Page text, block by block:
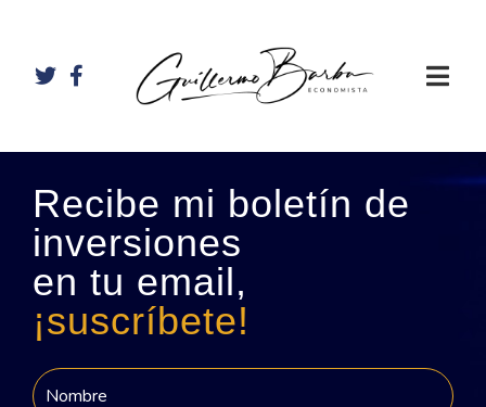
Recibe mi boletín de
inversiones
en tu email,
¡suscríbete!